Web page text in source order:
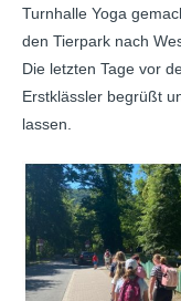
Turnhalle Yoga
den Tierpark nach
Die letzten Tage vor
Erstklässler begrüßt
lassen.